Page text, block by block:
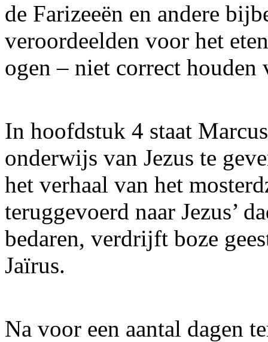
de Farizeeën en andere
veroordeelden voor het
ogen – niet correct houden
In hoofdstuk 4 staat
onderwijs van Jezus te
het verhaal van het
teruggevoerd naar Jezus’
bedaren, verdrijft boze
Jaïrus.
Na voor een aantal dagen